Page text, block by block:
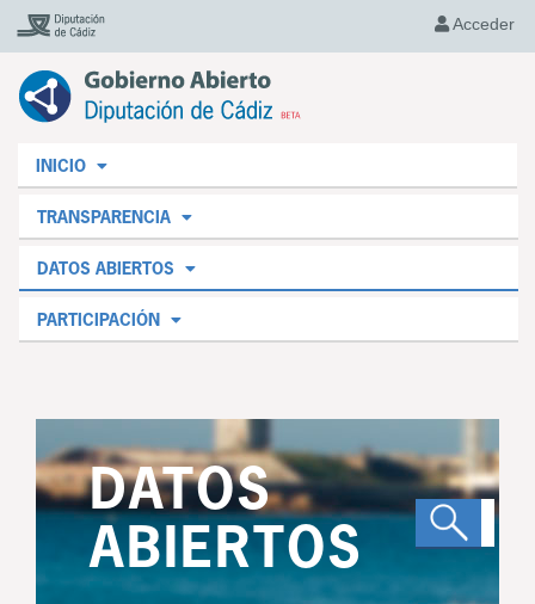
Acceder
INICIO
TRANSPARENCIA
DATOS ABIERTOS
PARTICIPACIÓN
DATOS
ABIERTOS